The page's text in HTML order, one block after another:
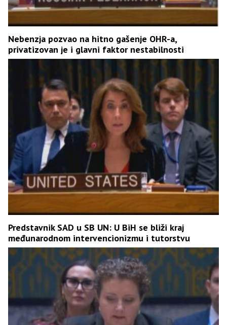
Nebenzja pozvao na hitno gašenje OHR-a,
privatizovan je i glavni faktor nestabilnosti
Predstavnik SAD u SB UN: U BiH se bliži kraj
međunarodnom intervencionizmu i tutorstvu